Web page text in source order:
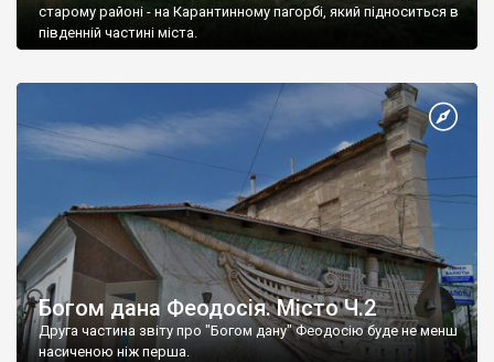
старому районі - на Карантинному пагорбі, який підноситься в
південній частині міста.
Богом дана Феодосія. Місто Ч.2
Друга частина звіту про "Богом дану" Феодосію буде не менш
насиченою ніж перша.